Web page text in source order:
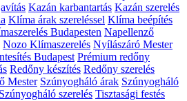
Kazán karbantartás Kazán szerelés
Klíma árak szereléssel Klíma beépítés
Budapesten Napellenző
Nozo Klímaszerelés Nyílászáró Mester
Budapest Prémium redőny
Redőny készítés Redőny szerelés
Mester Szúnyogháló árak Szúnyogháló
Szúnyogháló szerelés Tisztasági festés